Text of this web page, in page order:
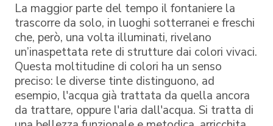
La maggior parte del tempo il fontaniere la
trascorre da solo, in luoghi sotterranei e freschi
che, però, una volta illuminati, rivelano
un’inaspettata rete di strutture dai colori vivaci.
Questa moltitudine di colori ha un senso
preciso: le diverse tinte distinguono, ad
esempio, l'acqua già trattata da quella ancora
da trattare, oppure l'aria dall'acqua. Si tratta di